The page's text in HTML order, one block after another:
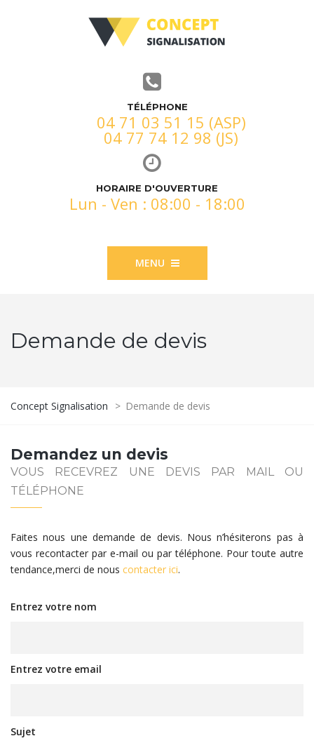
TÉLÉPHONE
04 71 03 51 15 (ASP)
04 77 74 12 98 (JS)
HORAIRE D'OUVERTURE
Lun - Ven : 08:00 - 18:00
MENU
Demande de devis
Concept Signalisation > Demande de devis
Demandez un devis
VOUS RECEVREZ UNE DEVIS PAR MAIL OU
TÉLÉPHONE
Faites nous une demande de devis. Nous n’hésiterons pas à
vous recontacter par e-mail ou par téléphone. Pour toute autre
tendance,merci de nous contacter ici.
Entrez votre nom
Entrez votre email
Sujet